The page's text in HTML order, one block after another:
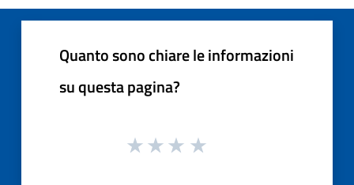
Quanto sono chiare le informazioni
su questa pagina?